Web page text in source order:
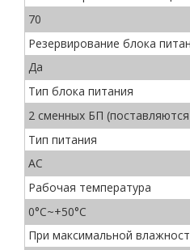
70
Резервирование блока
Да
Тип блока питания
2 сменных БП
Тип питания
AC
Рабочая температура
0°C~+50°C
При максимальной